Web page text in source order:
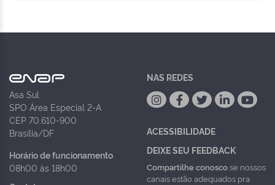
Asa Sul
SPO Área Especial 2-A
CEP 70.610-900
Brasília/DF
Horário de funcionamento
08h00 às 18h00
NAS REDES
ACESSIBILIDADE
DEIXE SEU FEEDBACK
Compartilhe conoscose nossos
canais estão adequados pra